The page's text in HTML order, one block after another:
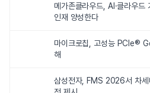
메가존클라우드, AI·클라우드
인재 양성한다
마이크로칩, 고성능 PCIe®
해
삼성전자, FMS 2026서 차세